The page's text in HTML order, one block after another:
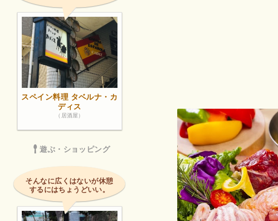
スペイン料理 タベルナ・カ
ディス
（居酒屋）
遊ぶ・ショッピング
そんなに広くはないが休憩
するにはちょうどいい。